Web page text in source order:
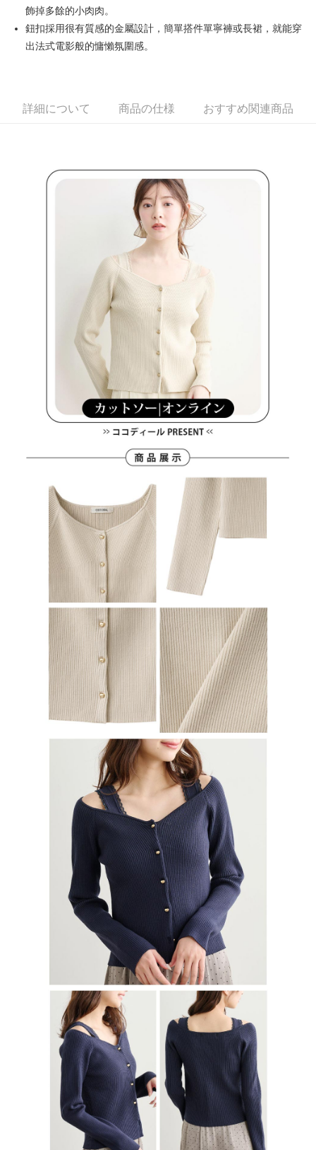
2.SMSで認証してお支払い手続を進めてください。
す。
4.ご注文が完了すると、携帯に支払い通知のSMSが届きます。アプリ会員
お支払期限は、ショップが請求した期日と、AFTEEで延長できる日数をも
とに計算されます。AFTEEで注文すると、商品を受け取るまで支払い期限
を延長できますが、商品を期限内に受け取れない場合があります（例：予
約商品や商品到着日が比較的遅い商品）。そのため、商品到着の有無に関
わらず、AFTEEで指定された期限内にお支払いください。
1.初回 AFTEEを ご利用の際に、認証結果及び当社の審査の結果に基づ
き、限度額が設定されます。
2.決済金額は最低NT$20です。
3.現在、台湾の会員のみご利用いただけます。
三、利用規約「AFTEE代金後払い」（以下当サービスという）はネットプ
ロテクションズ（以下 AFTEE という）が提供し、AFTEEが代金を徴収し
ます。当サービスご利用の際に提供しなければならない個人情報（注文者
の氏名、電話番号、受取人の氏名、電話番号、受取人住所を含むがこれに
限らない）は、AFTEEに渡され当サービスで必要な範囲内で利用されま
す。AFTEEの個人情報の収集、処理、利用について、詳細はAFTEE公式ホ
ームページの『個人情報の収集、処理及び利用に関する声明』をご参照く
ださい（ https://aftee.tw/privacypolicy/）。
ります。支払い期限を過ぎた場合、その金額に基づいて年利20%の遅延滞
納金が加算されます。未成年の利用者は、事前に法定代理人または後見人
の同意を得ればAFTEEをご利用いただけます。
個人情報の処理、利用について疑問がある、または関連する法律の権利を
行使したい場合は、ネットプロテクションズ cs_tw@netprotections.co.jp
にご連絡ください。上記に示した個人情報を、必要な購入注文書とあわせ
てAFTEEにご提供いただく、またはAFTEEにあなたの個人情報の収集、処
理、利用を許可することににご同意いただけない場合は、当サービスを選
択しないでください。
配送方法
全家取貨付款
付款後萊爾富取貨
飾掉多餘的小肉肉。
鈕扣採用很有質感的金屬設計，簡單搭件單寧褲或長裙，就能穿
出法式電影般的慵懶氛圍感。
詳細について 商品の仕様 おすすめ関連商品